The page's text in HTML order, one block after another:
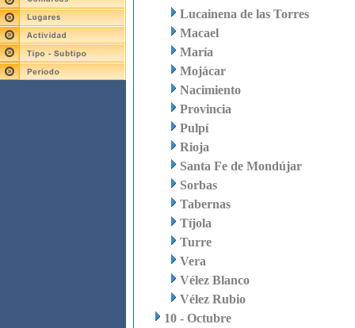
Lucainena de las Torres
Macael
María
Mojácar
Nacimiento
Provincia
Pulpí
Rioja
Santa Fe de Mondújar
Sorbas
Tabernas
Tíjola
Turre
Vera
Vélez Blanco
Vélez Rubio
10 - Octubre